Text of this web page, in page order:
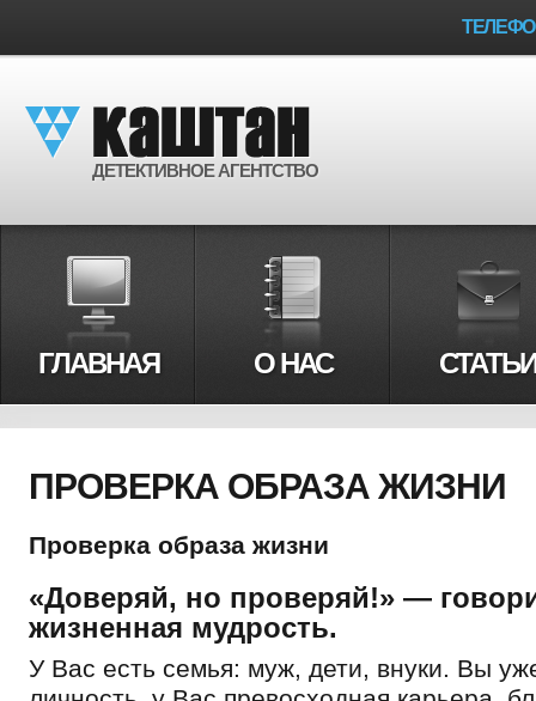
ДЕТЕКТИВНОЕ АГЕНТСТВО
ГЛАВНАЯ О НАС СТАТЬИ
ПРОВЕРКА ОБРАЗА ЖИЗНИ
Проверка образа жизни
«Доверяй, но проверяй!» —
жизненная мудрость.
У Вас есть семья: муж, дети, внуки. Вы